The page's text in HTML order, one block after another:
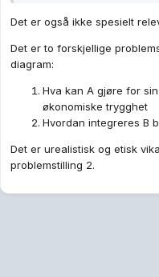
Det er også ikke spesielt
Det er to forskjellige
diagram:
Hva kan A gjøre for
økonomiske trygghet
Hvordan integreres B
Det er urealistisk og etisk
problemstilling 2.